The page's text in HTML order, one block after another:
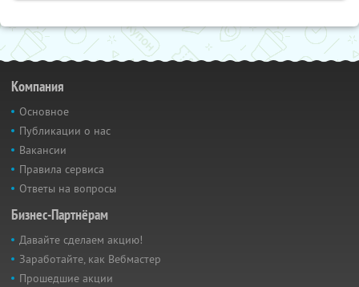
Компания
Основное
Публикации о нас
Вакансии
Правила сервиса
Ответы на вопросы
Бизнес-Партнёрам
Давайте сделаем акцию!
Заработайте, как Вебмастер
Прошедшие акции